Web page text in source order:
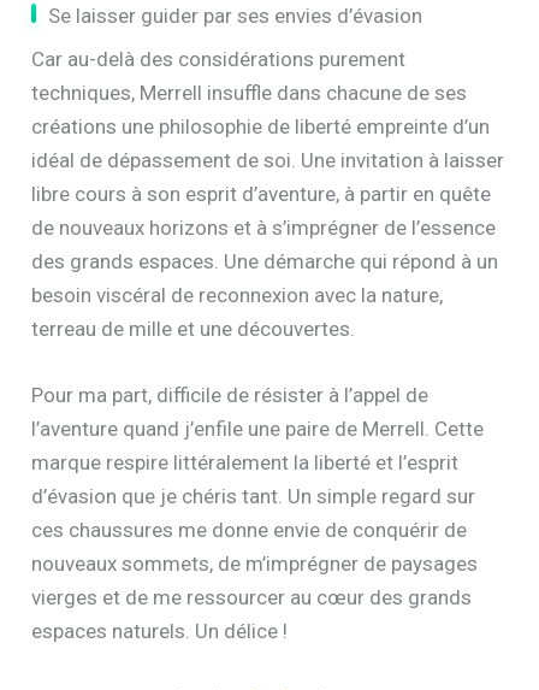
Se laisser guider par ses envies d’évasion
Car au-delà des considérations purement
techniques, Merrell insuffle dans chacune de ses
créations une philosophie de liberté empreinte d’un
idéal de dépassement de soi. Une invitation à laisser
libre cours à son esprit d’aventure, à partir en quête
de nouveaux horizons et à s’imprégner de l’essence
des grands espaces. Une démarche qui répond à un
besoin viscéral de reconnexion avec la nature,
terreau de mille et une découvertes.
Pour ma part, difficile de résister à l’appel de
l’aventure quand j’enfile une paire de Merrell. Cette
marque respire littéralement la liberté et l’esprit
d’évasion que je chéris tant. Un simple regard sur
ces chaussures me donne envie de conquérir de
nouveaux sommets, de m’imprégner de paysages
vierges et de me ressourcer au cœur des grands
espaces naturels. Un délice !